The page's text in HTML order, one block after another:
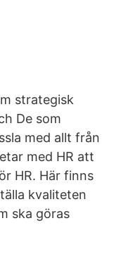
strategisk
De som
med allt från
med HR att
HR. Här finns
kvaliteten
ska göras